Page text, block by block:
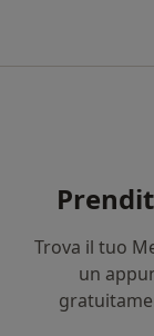
Trova il tuo
un
Artrite •
Laziale
In che modo
Che